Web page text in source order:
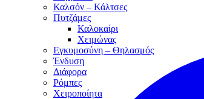
Καλσόν – Κάλτσες
Πυτζάμες
Καλοκαίρι
Χειμώνας
Εγκυμοσύνη – Θηλασμός
Ένδυση
Διάφορα
Ρόμπες
Χειροποίητα